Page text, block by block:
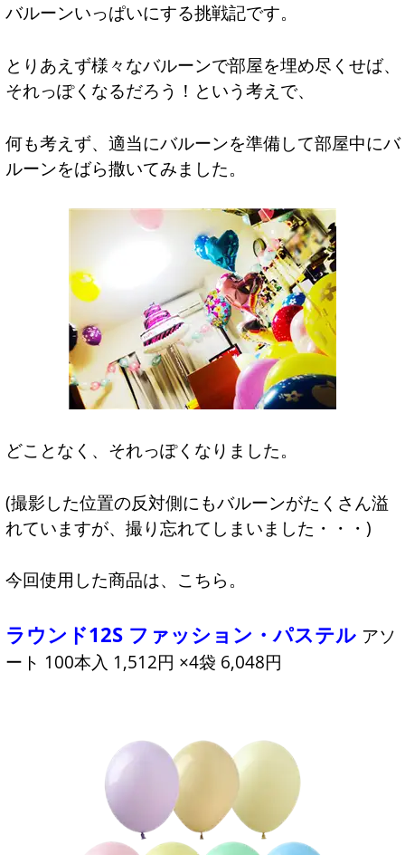
バルーンいっぱいにする挑戦記です。
とりあえず様々なバルーンで部屋を埋め尽くせば、
それっぽくなるだろう！という考えで、
何も考えず、適当にバルーンを準備して部屋中にバ
ルーンをばら撒いてみました。
どことなく、それっぽくなりました。
(撮影した位置の反対側にもバルーンがたくさん溢
れていますが、撮り忘れてしまいました・・・)
今回使用した商品は、こちら。
ラウンド12S ファッション・パステル アソ
ート 100本入 1,512円 ×4袋 6,048円